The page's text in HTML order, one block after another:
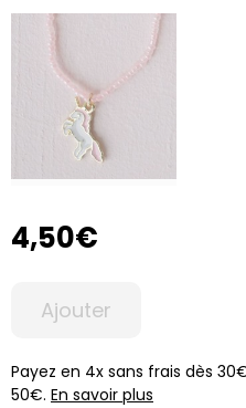
4,50€
Ajouter
Payez en 4x sans frais dès
50€. En savoir plus